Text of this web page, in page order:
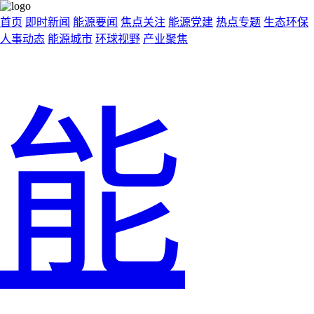
首页 即时新闻 能源要闻 焦点关注 能源党建 热点专题 生态环保
人事动态 能源城市 环球视野 产业聚焦
能